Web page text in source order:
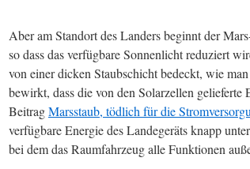
Aber am Standort des Landers beginnt der
so dass das verfügbare Sonnenlicht reduziert
von einer dicken Staubschicht bedeckt, wie
bewirkt, dass die von den Solarzellen gelieferte
BeitragMarsstaub, tödlich für die
verfügbare Energie des Landegeräts knapp
bei dem das Raumfahrzeug alle Funktionen